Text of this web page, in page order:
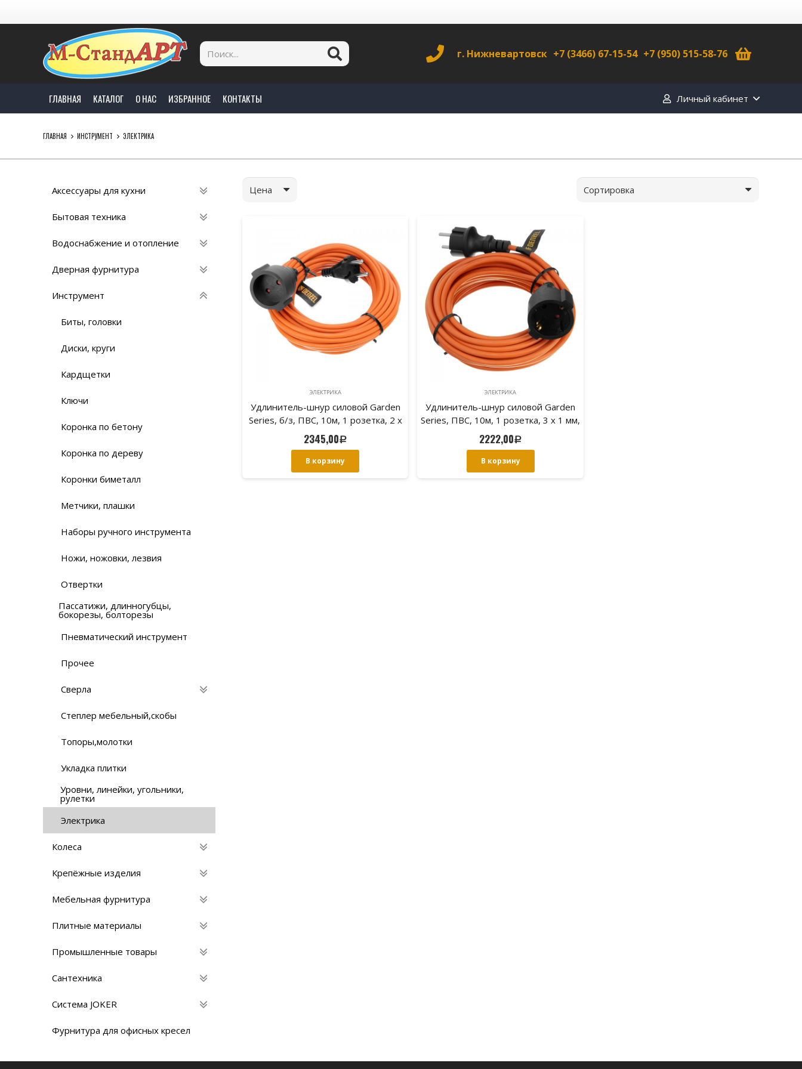
г. Нижневартовск +7 (3466) 67-15-54 +7 (950) 515-58-76
ГЛАВНАЯ КАТАЛОГ О НАС ИЗБРАННОЕ КОНТАКТЫ Личный кабинет
ГЛАВНАЯ ИНСТРУМЕНТ ЭЛЕКТРИКА
Аксессуары для кухни
Бытовая техника
Водоснабжение и отопление
Дверная фурнитура
Инструмент
Биты, головки
Диски, круги
Кардщетки
Ключи
Коронка по бетону
Коронка по дереву
Коронки биметалл
Метчики, плашки
Наборы ручного инструмента
Ножи, ножовки, лезвия
Отвертки
Пассатижи, длинногубцы,
бокорезы, болторезы
Пневматический инструмент
Прочее
Сверла
Степлер мебельный,скобы
Топоры,молотки
Укладка плитки
Уровни, линейки, угольники,
рулетки
Электрика
Колеса
Крепёжные изделия
Мебельная фурнитура
Плитные материалы
Промышленные товары
Сантехника
Система JOKER
Фурнитура для офисных кресел
Цена
ЭЛЕКТРИКА
Удлинитель-шнур силовой Garden
Series, б/з, ПВС, 10м, 1 розетка, 2 x
1,5 мм, Denzel
2345,00Р
В корзину
ЭЛЕКТРИКА
Удлинитель-шнур силовой Garden
Series, ПВС, 10м, 1 розетка, 3 x 1 мм,
Denzel
2222,00Р
В корзину